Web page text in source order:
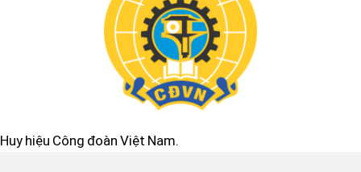
Huy hiệu Công đoàn Việt Nam.